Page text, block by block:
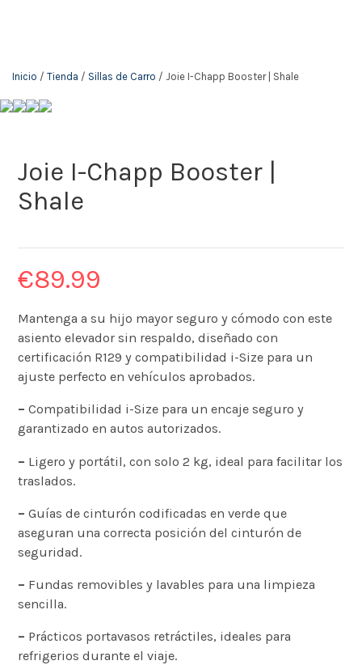
Inicio / Tienda / Sillas de Carro / Joie I-Chapp Booster | Shale
Joie I-Chapp Booster |
Shale
€89.99
Mantenga a su hijo mayor seguro y cómodo con este
asiento elevador sin respaldo, diseñado con
certificación R129 y compatibilidad i-Size para un
ajuste perfecto en vehículos aprobados.
– Compatibilidad i-Size para un encaje seguro y
garantizado en autos autorizados.
– Ligero y portátil, con solo 2 kg, ideal para facilitar los
traslados.
– Guías de cinturón codificadas en verde que
aseguran una correcta posición del cinturón de
seguridad.
– Fundas removibles y lavables para una limpieza
sencilla.
– Prácticos portavasos retráctiles, ideales para
refrigerios durante el viaje.